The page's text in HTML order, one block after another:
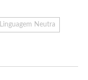
Linguagem Neutra